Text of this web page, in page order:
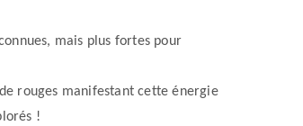
mais plus fortes pour
rouges manifestant cette énergie
!